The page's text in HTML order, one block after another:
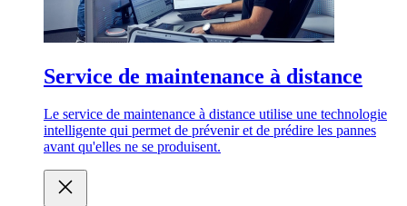
Service de maintenance à distance
Le service de maintenance à distance utilise une technologie
intelligente qui permet de prévenir et de prédire les pannes
avant qu'elles ne se produisent.